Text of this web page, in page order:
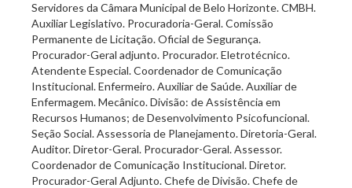
Servidores da Câmara Municipal de Belo Horizonte. CMBH.
Auxiliar Legislativo. Procuradoria-Geral. Comissão
Permanente de Licitação. Oficial de Segurança.
Procurador-Geral adjunto. Procurador. Eletrotécnico.
Atendente Especial. Coordenador de Comunicação
Institucional. Enfermeiro. Auxiliar de Saúde. Auxiliar de
Enfermagem. Mecânico. Divisão: de Assistência em
Recursos Humanos; de Desenvolvimento Psicofuncional.
Seção Social. Assessoria de Planejamento. Diretoria-Geral.
Auditor. Diretor-Geral. Procurador-Geral. Assessor.
Coordenador de Comunicação Institucional. Diretor.
Procurador-Geral Adjunto. Chefe de Divisão. Chefe de